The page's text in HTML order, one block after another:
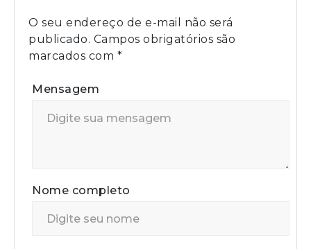
O seu endereço de e-mail não será
publicado. Campos obrigatórios são
marcados com *
Mensagem
Nome completo